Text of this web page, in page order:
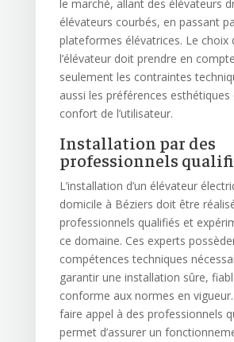
le marché, allant des élévateurs
élévateurs courbés, en passant
plateformes élévatrices. Le choix
l’élévateur doit prendre en
seulement les contraintes
aussi les préférences esthétiques
confort de l’utilisateur.
Installation par des
professionnels
L’installation d’un élévateur
domicile à Béziers doit être
professionnels qualifiés et
ce domaine. Ces experts
compétences techniques
garantir une installation sûre,
conforme aux normes en
faire appel à des professionnels
permet d’assurer un